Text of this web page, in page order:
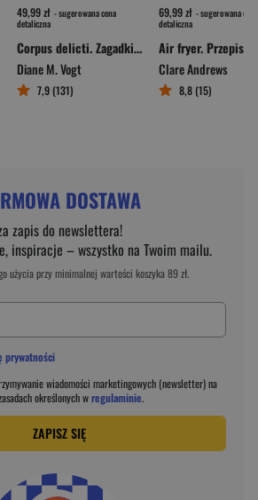
49,99 zł - sugerowana cena
detaliczna
Corpus delicti. Zagadki kryminalne, które rozwiążesz w 60 sekund
Diane M. Vogt
7,9 (131)
69,99 zł - sugerowana cena
detaliczna
Clare Andrews
8,8 (15)
DOSTAWA
zapis do newslettera!
inspiracje – wszystko na Twoim mailu.
użycia przy minimalnej wartości koszyka 89 zł.
prywatności
wiadomości marketingowych (newsletter) na
określonych wregulaminie.
ZAPISZ SIĘ